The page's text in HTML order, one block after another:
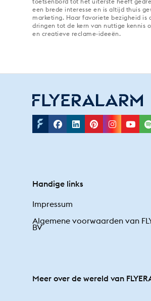
toetsenbord tot het uiterste heeft
een brede interesse en is altijd thuis
marketing. Haar favoriete bezigheid is
dringen tot de kern van nuttige kennis
en creatieve reclame-ideeën.
Facebook
Linkedin
Pinterest
Handige links
Impressum
Algemene voorwaarden van
BV
Meer over de wereld van